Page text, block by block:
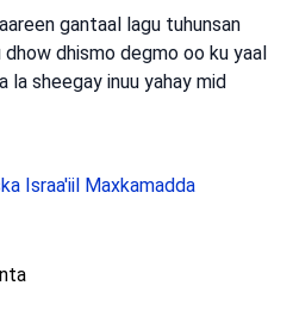
gantaal lagu tuhunsan
dhismo degmo oo ku yaal
la sheegay inuu yahay mid
Israa'iil Maxkamadda